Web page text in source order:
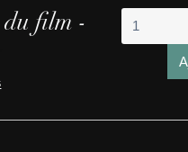
e
i
film -